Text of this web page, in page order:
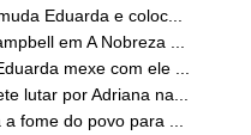
Eduarda e coloc...
em A Nobreza ...
mexe com ele ...
lutar por Adriana na...
fome do povo para ...